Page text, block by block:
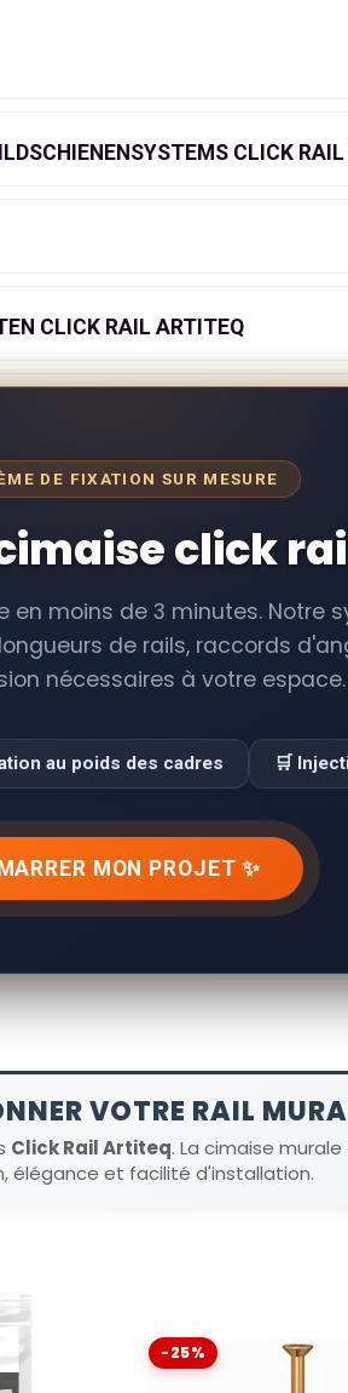
CLICK
CLICK RAIL ARTITEQ
DE FIXATION SUR MESURE
click
en moins de 3 minutes. Notre
de rails, raccords
nécessaires à votre espace.
au poids des cadres 🛒
MON PROJET ✨
VOTRE RAIL
Click Rail Artiteq. La cimaise
élégance et facilité d'installation.
-25%